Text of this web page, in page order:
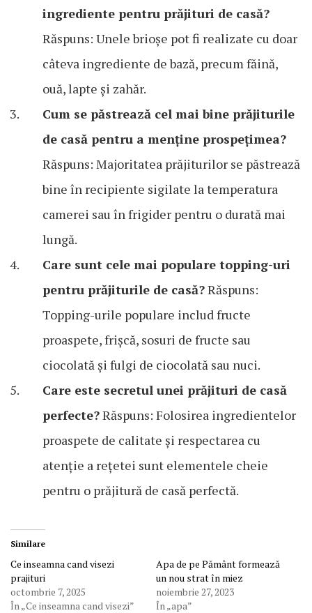
ingrediente pentru prăjituri de casă?
Răspuns: Unele brioșe pot fi realizate cu doar
câteva ingrediente de bază, precum făină,
ouă, lapte și zahăr.
Cum se păstrează cel mai bine prăjiturile
de casă pentru a menține prospețimea?
Răspuns: Majoritatea prăjiturilor se păstrează
bine în recipiente sigilate la temperatura
camerei sau în frigider pentru o durată mai
lungă.
Care sunt cele mai populare topping-uri
pentru prăjiturile de casă?Răspuns:
Topping-urile populare includ fructe
proaspete, frișcă, sosuri de fructe sau
ciocolată și fulgi de ciocolată sau nuci.
Care este secretul unei prăjituri de casă
perfecte?Răspuns: Folosirea ingredientelor
proaspete de calitate și respectarea cu
atenție a rețetei sunt elementele cheie
pentru o prăjitură de casă perfectă.
Similare
Ce inseamna cand visezi
prajituri
octombrie 7, 2025
În „Ce inseamna cand visezi”
Apa de pe Pământ formează
un nou strat în miez
noiembrie 27, 2023
În „apa”